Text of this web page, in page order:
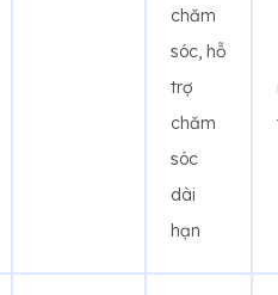
chăm
sóc, hỗ
trợ
chăm
sóc
dài
hạn